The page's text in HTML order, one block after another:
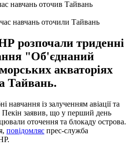
навчань оточили Тайвань
розпочали триденні
"Об'єднаний
акваторіях
Тайвань.
навчання із залученням авіації та
заявив, що у перший день
оточення та блокаду острова.
повідомляє прес-служба